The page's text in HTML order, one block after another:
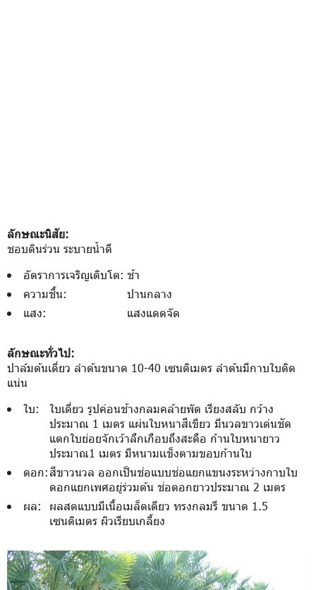
ลักษณะนิสัย:
ชอบดินร่วน ระบายน้ำดี
อัตราการเจริญเติบโต: ช้า
ความชื้น:
ปานกลาง
แสง:
แสงแดดจัด
ลักษณะทั่วไป:
ปาล์มต้นเดี่ยว ลำต้นขนาด 10-40 เซนติเมตร ลำต้นมีกาบใบติด
แน่น
ใบ:
ใบเดี่ยว รูปค่อนช้างกลมคล้ายพัด เรียงสลับ กว้าง
ประมาณ 1 เมตร แผ่นใบหนาสีเขียว มีนวลขาวเด่นชัด
แตกใบย่อยจักเว้าลึกเกือบถึงสะดือ ก้านใบหนายาว
ประมาณ1 เมตร มีหนามเเข็งตามขอบก้านใบ
ดอก:สีขาวนวล ออกเป็นช่อแบบช่อแยกแขนงระหว่างกาบใบ
ดอกแยกเพศอยู่ร่วมต้น ช่อดอกยาวประมาณ 2 เมตร
ผล:
ผลสดแบบมีเนื้อเมล็ดเดียว ทรงกลมรี ขนาด 1.5
เซนติเมตร ผิวเรียบเกลี้ยง